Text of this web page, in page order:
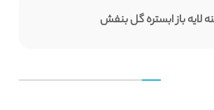
لایه باز ابستره گل بنفش